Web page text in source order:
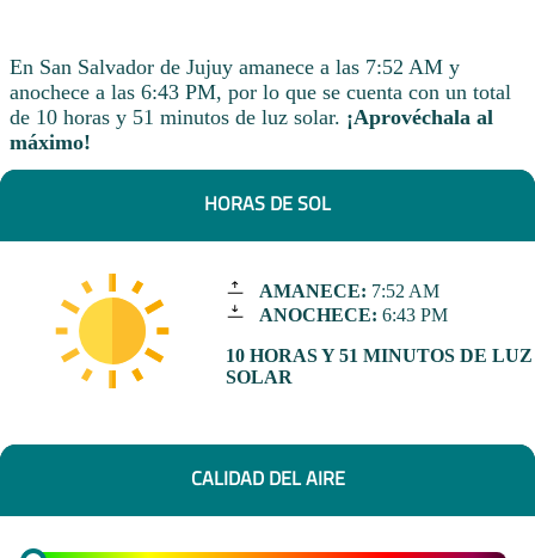
En San Salvador de Jujuy amanece a las 7:52 AM y
anochece a las 6:43 PM, por lo que se cuenta con un total
de 10 horas y 51 minutos de luz solar. ¡Aprovéchala al
máximo!
HORAS DE SOL
AMANECE: 7:52 AM
ANOCHECE: 6:43 PM
10 HORAS Y 51 MINUTOS DE LUZ
SOLAR
CALIDAD DEL AIRE